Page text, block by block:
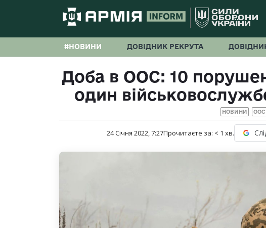
#НОВИНИ ДОВІДНИК РЕКРУТА
Доба в ООС: 10
один
НОВИНИ ООС
24 Січня 2022, 7:27Прочитаєте за: < 1 хв.